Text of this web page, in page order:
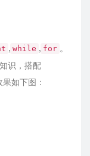
, while , for 。
识，搭配
如下图：